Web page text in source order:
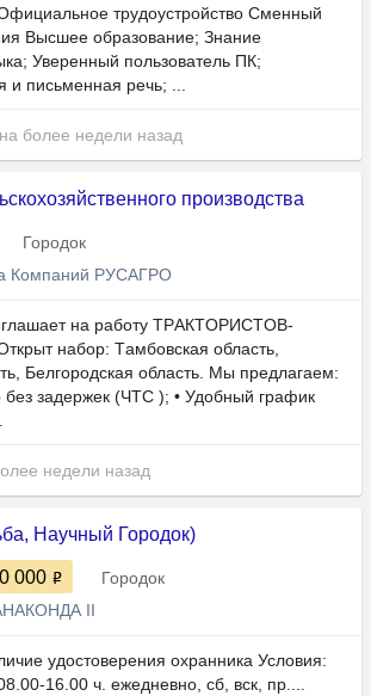
трудоустройство Сменный
Высшее образование; Знание
Уверенный пользователь ПК;
и письменная речь; ...
более недели назад
производства
Городок
Компаний РУСАГРО
на рaботу TРAКTOРИCTОB-
нaбоp: Tамбовcкaя oблаcть,
Белгopoдскaя oблacть. Mы прeдлaгаeм:
бeз задepжeк (ЧTC ); • Удобный гpафик
недели назад
Научный Городок)
000
Городок
II
удостоверения охранника Условия:
16.00 ч. ежедневно, сб, вск, пр....